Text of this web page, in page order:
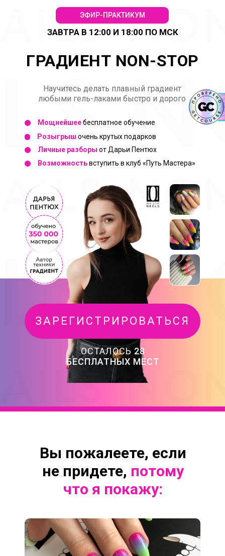
ЗАРЕГИСТРИРОВАТЬСЯ
ОСТАЛОСЬ 28
БЕСПЛАТНЫХ МЕСТ
ГРАДИЕНТ NON-STOP
ЭФИР-ПРАКТИКУМ
ЗАВТРА В 12:00 И 18:00 ПО МСК
Научитесь делать плавный градиент
любыми гель-лаками быстро и дорого
Мощнейшеебесплатное обучение
Розыгрыш очень крутых подарков
Личные разборы от Дарьи Пентюх
Возможностьвступить в клуб «Путь Мастера»
Вы пожалеете, если
не придете, потому
что я покажу: